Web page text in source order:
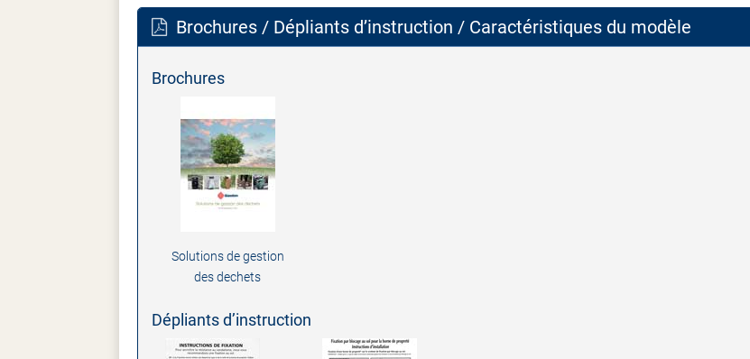
Brochures / Dépliants d’instruction / Caractéristiques du modèle
Brochures
Solutions de gestion
des dechets
Dépliants d’instruction